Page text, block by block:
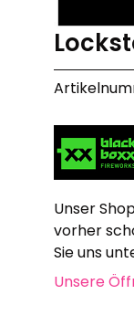
Unser
vorher
Sie uns
Unsere